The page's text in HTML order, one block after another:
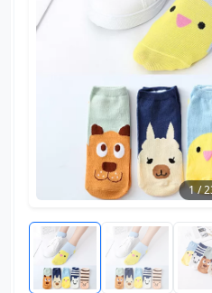
1/